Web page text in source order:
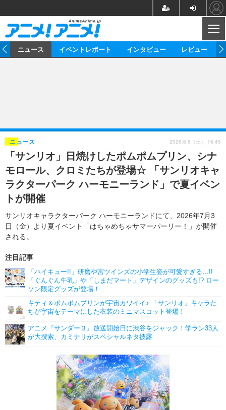
ゲーム グッズ
イベント 海外
海外イベント ビジネス
俳優・タレント アーティスト
ビジネス
アニメ 実写
書評 イベント
動画
アニメ 映画/ドラマ
アニメ！アニメ！TV
連載・コラム
ニュース イベントレポート インタビュー レビュー
「サンリオ」日焼けしたポムポムプリン、シナ
モロール、クロミたちが登場☆ 「サンリオキャ
ラクターパーク ハーモニーランド」で夏イベン
トが開催
サンリオキャラクターパーク ハーモニーランドにて、2026年7月3
日（金）より夏イベント「はちゃめちゃサマーパーリー！」が開催
される。
ニュース
注目記事
「ハイキュー!!」研磨や宮ツインズの小学生姿が可愛すぎる…!!
「ぐんぐん牛乳」や「しまだマート」デザインのグッズも!? ロー
ソン限定グッズが登場！
キティ＆ポムポムプリンが宇宙カワイイ♪ 「サンリオ」キャラた
ちが宇宙をテーマにした衣装のミニマスコット登場！
アニメ『サンダー３』放送開始日に渋谷をジャック！学ラン33人
が大捜索、カミナリがスペシャルネタ披露
2026.6.6（土） 16:45